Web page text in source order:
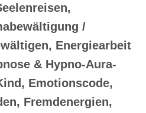
/
Energiearbeit
& Hypno-Aura-
Emotionscode,
Fremdenergien,